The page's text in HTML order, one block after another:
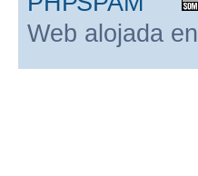
Web alojada en